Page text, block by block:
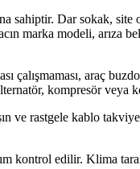
sahiptir. Dar sokak, site
marka modeli, arıza
araç
kompresör veya
ve rastgele kablo
kontrol edilir. Klima